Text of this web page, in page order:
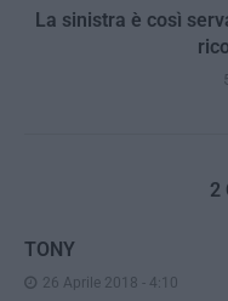
La sinistra è così
2
TONY
26 Aprile 2018 - 4:10